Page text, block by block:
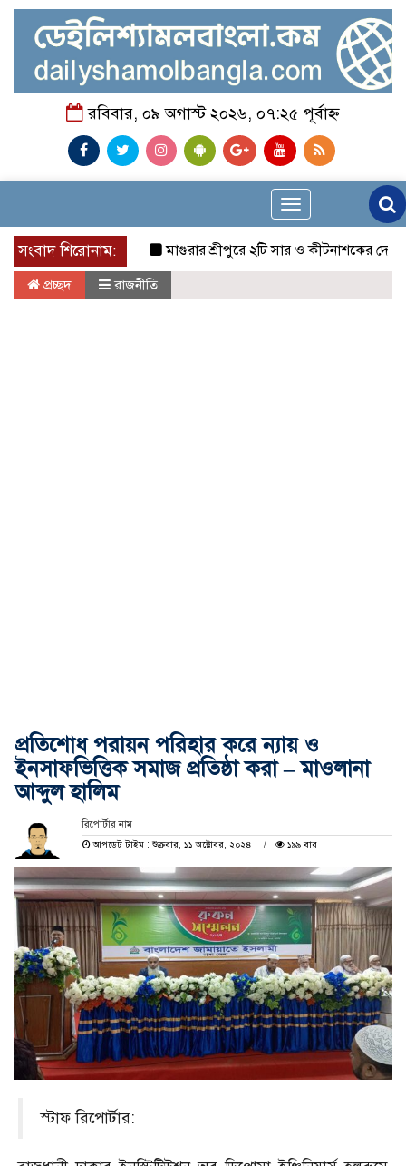
রবিবার, ০৯ অগাস্ট ২০২৬, ০৭:২৫ পূর্বাহ্ন
Toggle
navigation
সংবাদ শিরোনাম:
মাগুরার শ্রীপুরে ২টি সার ও কীটনাশকের দোকানে
প্রচ্ছদ রাজনীতি
প্রতিশোধ পরায়ন পরিহার করে ন্যায় ও
ইনসাফভিত্তিক সমাজ প্রতিষ্ঠা করা – মাওলানা
আব্দুল হালিম
রিপোর্টার নাম
আপডেট টাইম : শুক্রবার, ১১ অক্টোবর, ২০২৪
১৯৯ বার
স্টাফ রিপোর্টার: